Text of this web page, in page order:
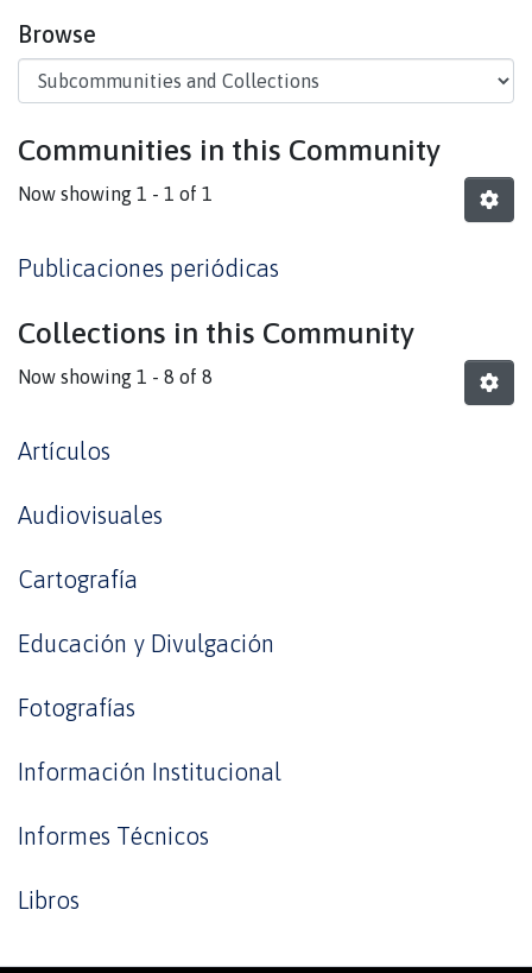
Browse
Communities in this Community
Now showing 1 - 1 of 1
Publicaciones periódicas
Collections in this Community
Now showing 1 - 8 of 8
Artículos
Audiovisuales
Cartografía
Educación y Divulgación
Fotografías
Información Institucional
Informes Técnicos
Libros